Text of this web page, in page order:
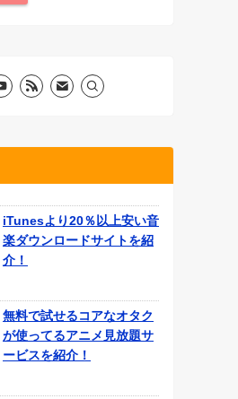
iTunesより20％以上安い音
楽ダウンロードサイトを紹
介！
無料で試せるコアなオタク
が使ってるアニメ見放題サ
ービスを紹介！